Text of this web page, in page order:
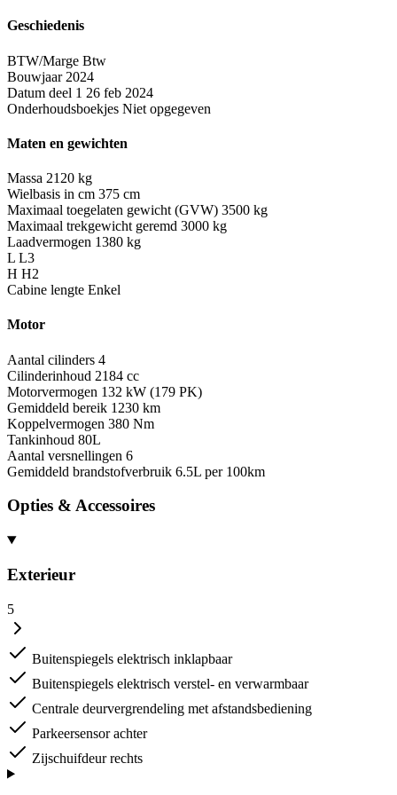
Geschiedenis
BTW/Marge Btw
Bouwjaar 2024
Datum deel 1 26 feb 2024
Onderhoudsboekjes Niet opgegeven
Maten en gewichten
Massa 2120 kg
Wielbasis in cm 375 cm
Maximaal toegelaten gewicht (GVW) 3500 kg
Maximaal trekgewicht geremd 3000 kg
Laadvermogen 1380 kg
L L3
H H2
Cabine lengte Enkel
Motor
Aantal cilinders 4
Cilinderinhoud 2184 cc
Motorvermogen 132 kW (179 PK)
Gemiddeld bereik 1230 km
Koppelvermogen 380 Nm
Tankinhoud 80L
Aantal versnellingen 6
Gemiddeld brandstofverbruik 6.5L per 100km
Opties & Accessoires
Exterieur
5
Buitenspiegels elektrisch inklapbaar
Buitenspiegels elektrisch verstel- en verwarmbaar
Centrale deurvergrendeling met afstandsbediening
Parkeersensor achter
Zijschuifdeur rechts